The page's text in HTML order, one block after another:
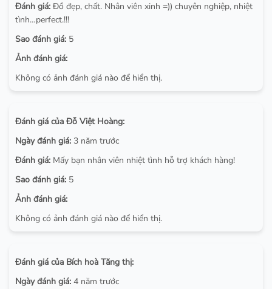
Đánh giá: Đồ đẹp, chất. Nhân viên xinh =)) chuyên nghiệp, nhiệt
tình…perfect.!!!
Sao đánh giá: 5
Ảnh đánh giá:
Không có ảnh đánh giá nào để hiển thị.
Đánh giá của Đỗ Việt Hoàng:
Ngày đánh giá: 3 năm trước
Đánh giá: Mấy bạn nhân viên nhiệt tình hỗ trợ khách hàng!
Sao đánh giá: 5
Ảnh đánh giá:
Không có ảnh đánh giá nào để hiển thị.
Đánh giá của Bích hoà Tăng thị:
Ngày đánh giá: 4 năm trước